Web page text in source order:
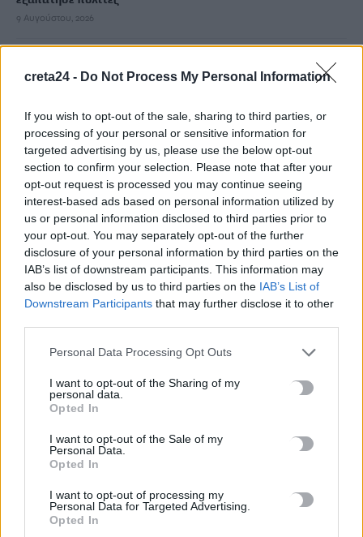
creta24 - Do Not Process My Personal Information
If you wish to opt-out of the sale, sharing to third parties, or
processing of your personal or sensitive information for
targeted advertising by us, please use the below opt-out
section to confirm your selection. Please note that after your
opt-out request is processed you may continue seeing
interest-based ads based on personal information utilized by
us or personal information disclosed to third parties prior to
your opt-out. You may separately opt-out of the further
disclosure of your personal information by third parties on the
IAB’s list of downstream participants. This information may
also be disclosed by us to third parties on the IAB’s List of
Downstream Participants that may further disclose it to other
Personal Data Processing Opt Outs
I want to opt-out of the Sharing of my
personal data.
Opted In
I want to opt-out of the Sale of my
Personal Data.
Opted In
I want to opt-out of processing my
Personal Data for Targeted Advertising.
Opted In
9 Αυγούστου, 2026
Ρουσσοχώρια: Κρητικό γλέντι με τον Δημήτρη Σπυριδάκη
9 Αυγούστου, 2026
Η στιγμή που συλλαμβάνουν 21χρονο που είχε κλέψει
αυτοκίνητο με 2χρονο παιδί μέσα
9 Αυγούστου, 2026
Πέταξε στα σκουπίδια δελτίο Λότο αξίας 1 εκατ. ευρώ
9 Αυγούστου, 2026
Πόσο πειράζει να κοιμόμαστε με ανοιχτό ανεμιστήρα – Ο
ειδικός απαντά
Ένα άγνωστο επίδομα για συνταξιούχους – Ποιες οι
προϋποθέσεις
9 Αυγούστου, 2026
Από τις 16 έως 24 Αυγούστου το Φεστιβάλ Γεύσεων & Τέχνης
στην Κίσσαμο
Επίδομα αδείας: Μέχρι πότε καταβάλλεται – Τι χρήματα θα